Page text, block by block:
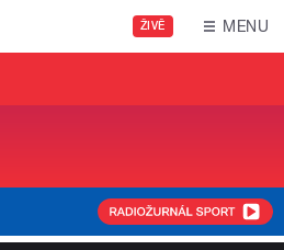
ŽIVĚ MENU